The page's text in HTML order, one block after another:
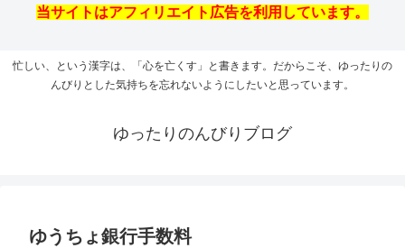
当サイトはアフィリエイト広告を利用しています。
忙しい、という漢字は、「心を亡くす」と書きます。だからこそ、ゆったりの
んびりとした気持ちを忘れないようにしたいと思っています。
ゆったりのんびりブログ
ゆうちょ銀行手数料